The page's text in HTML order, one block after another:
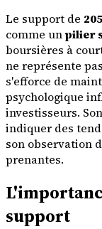
Le support de
comme unpilier
boursières à
ne représente
s'efforce de
psychologique
investisseurs.
indiquer des
son observation
prenantes.
support